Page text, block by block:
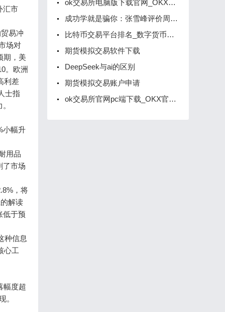
汇市
易冲
场对
期，美
。欧洲
利差
士指
小幅升
用品
了市场
，将
解读
低于预
种信息
心工
幅度超
。
ok交易所电脑版下载官网_OKX电脑版客户端下载
成功学就是骗你：张雪峰评价周文强？
比特币交易平台排名_数字货币钱包
期货模拟交易软件下载
DeepSeek与ai的区别
期货模拟交易账户申请
ok交易所官网pc端下载_OKX官方网站端电脑版下载